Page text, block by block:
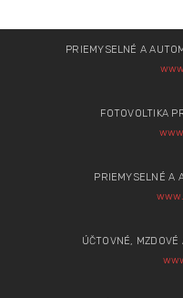
PRIEMYSELNÉ A
FOTOVOLTIKA
PRIEMYSELNÉ A
ÚČTOVNÉ,